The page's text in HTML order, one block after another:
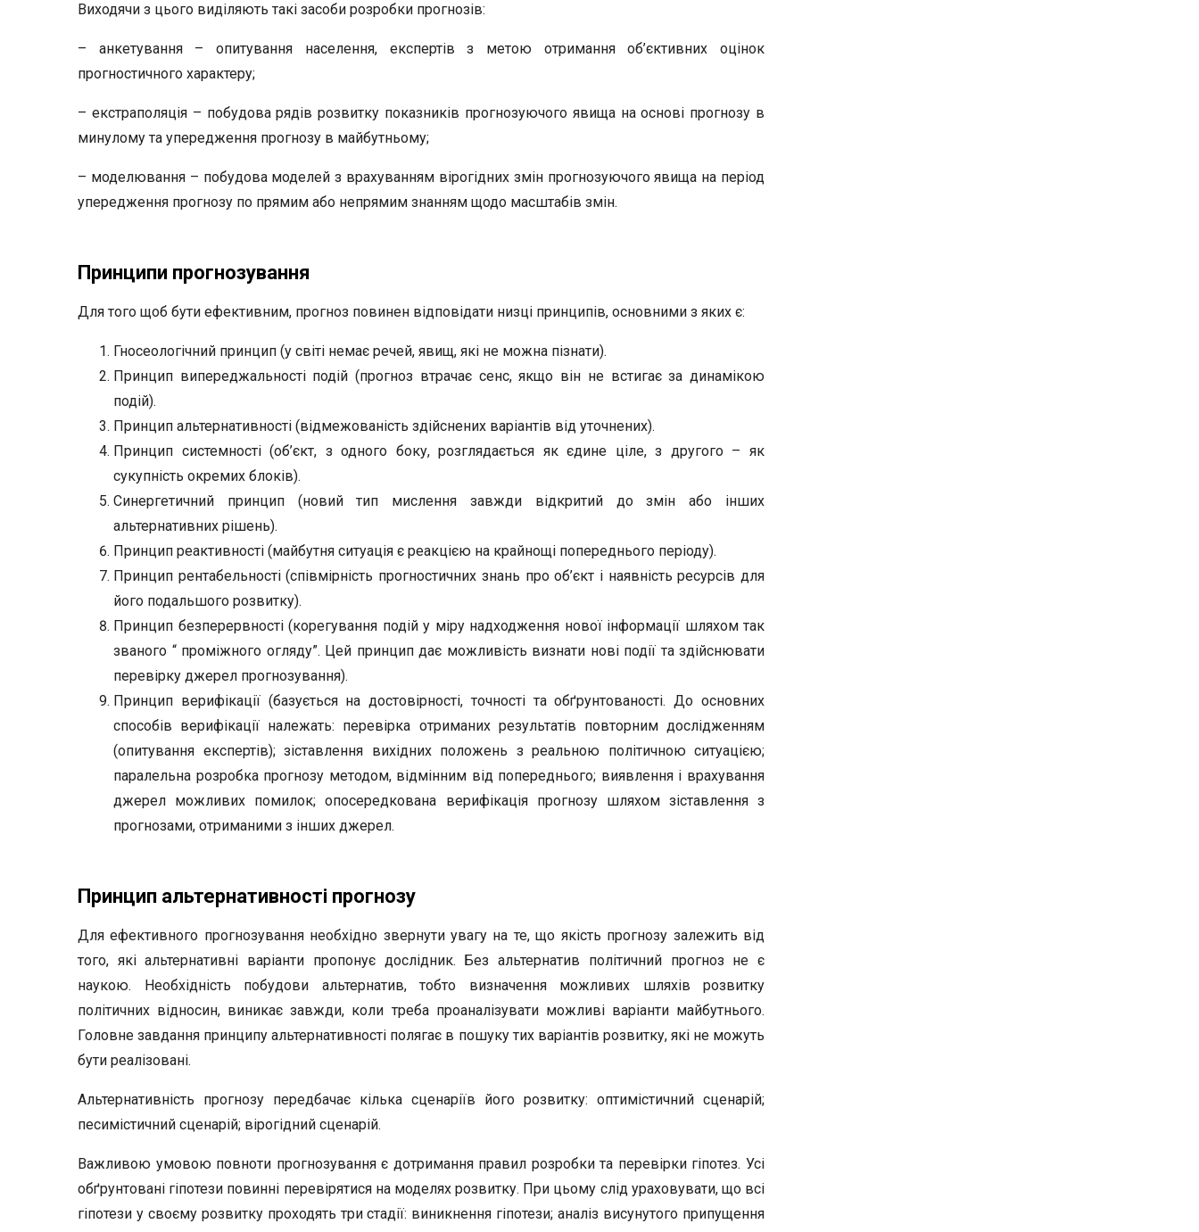
Виходячи з цього виділяють такі засоби розробки прогнозів:
– анкетування – опитування населення, експертів з метою отримання об’єктивних оцінок
прогностичного характеру;
– екстраполяція – побудова рядів розвитку показників прогнозуючого явища на основі прогнозу в
минулому та упередження прогнозу в майбутньому;
– моделювання – побудова моделей з врахуванням вірогідних змін прогнозуючого явища на період
упередження прогнозу по прямим або непрямим знанням щодо масштабів змін.
Принципи прогнозування
Для того щоб бути ефективним, прогноз повинен відповідати низці принципів, основними з яких є:
Гносеологічний принцип (у світі немає речей, явищ, які не можна пізнати).
Принцип випереджальності подій (прогноз втрачає сенс, якщо він не встигає за динамікою
подій).
Принцип альтернативності (відмежованість здійснених варіантів від уточнених).
Принцип системності (об’єкт, з одного боку, розглядається як єдине ціле, з другого – як
сукупність окремих блоків).
Синергетичний принцип (новий тип мислення завжди відкритий до змін або інших
альтернативних рішень).
Принцип реактивності (майбутня ситуація є реакцією на крайнощі попереднього періоду).
Принцип рентабельності (співмірність прогностичних знань про об’єкт і наявність ресурсів для
його подальшого розвитку).
Принцип безперервності (корегування подій у міру надходження нової інформації шляхом так
званого “ проміжного огляду”. Цей принцип дає можливість визнати нові події та здійснювати
перевірку джерел прогнозування).
Принцип верифікації (базується на достовірності, точності та обґрунтованості. До основних
способів верифікації належать: перевірка отриманих результатів повторним дослідженням
(опитування експертів); зіставлення вихідних положень з реальною політичною ситуацією;
паралельна розробка прогнозу методом, відмінним від попереднього; виявлення і врахування
джерел можливих помилок; опосередкована верифікація прогнозу шляхом зіставлення з
прогнозами, отриманими з інших джерел.
Принцип альтернативності прогнозу
Для ефективного прогнозування необхідно звернути увагу на те, що якість прогнозу залежить від
того, які альтернативні варіанти пропонує дослідник. Без альтернатив політичний прогноз не є
наукою. Необхідність побудови альтернатив, тобто визначення можливих шляхів розвитку
політичних відносин, виникає завжди, коли треба проаналізувати можливі варіанти майбутнього.
Головне завдання принципу альтернативності полягає в пошуку тих варіантів розвитку, які не можуть
бути реалізовані.
Альтернативність прогнозу передбачає кілька сценаріїв його розвитку: оптимістичний сценарій;
песимістичний сценарій; вірогідний сценарій.
Важливою умовою повноти прогнозування є дотримання правил розробки та перевірки гіпотез. Усі
обґрунтовані гіпотези повинні перевірятися на моделях розвитку. При цьому слід ураховувати, що всі
гіпотези у своєму розвитку проходять три стадії: виникнення гіпотези; аналіз висунутого припущення